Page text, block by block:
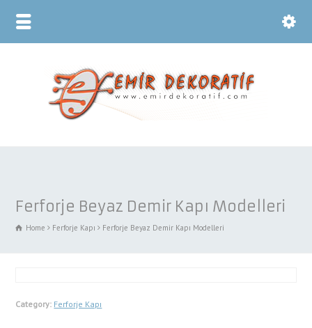
Ferforje Beyaz Demir Kapı Modelleri
Home Ferforje Kapı Ferforje Beyaz Demir Kapı Modelleri
Category: Ferforje Kapı